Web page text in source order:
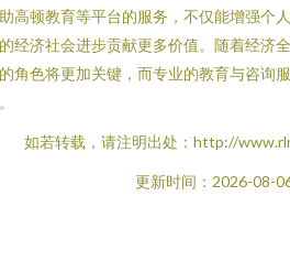
高顿教育等平台的服务，不仅能增强个
经济社会进步贡献更多价值。随着经济
角色将更加关键，而专业的教育与咨询
如若转载，请注明出处：http://
更新时间：2026-08-